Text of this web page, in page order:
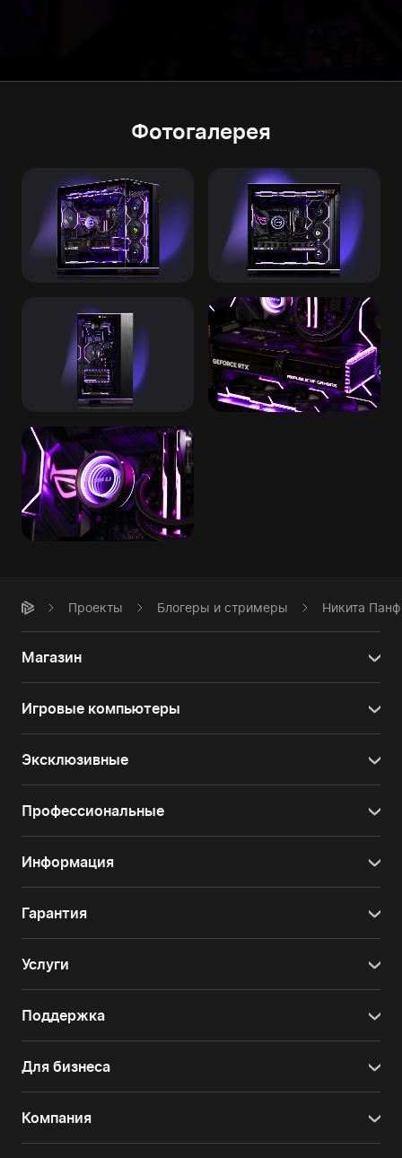
Фотогалерея
Проекты Блогеры и стримеры Никита
Магазин
Игровые компьютеры
Эксклюзивные
Профессиональные
Информация
Гарантия
Услуги
Поддержка
Для бизнеса
Компания